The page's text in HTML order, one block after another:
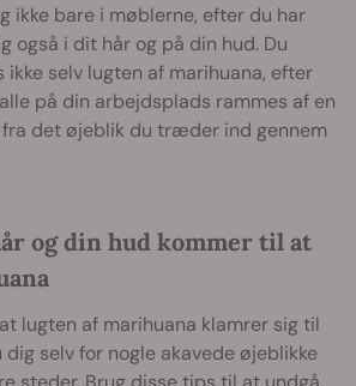
ikke bare i møblerne, efter du har
også i dit hår og på din hud. Du
selv lugten af marihuana, efter
på din arbejdsplads rammes af en
fra det øjeblik du træder ind gennem
og din hud kommer til at
lugten af marihuana klamrer sig til
selv for nogle akavede øjeblikke